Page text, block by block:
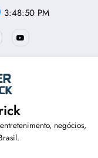
3:48:50 PM
negócios,